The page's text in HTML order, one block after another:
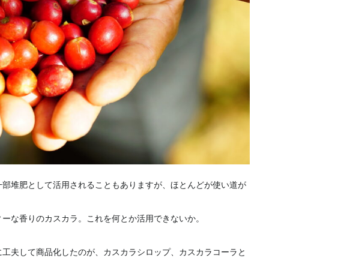
堆肥として活用されることもありますが、ほとんどが使い道が
な香りのカスカラ。これを何とか活用できないか。
夫して商品化したのが、カスカラシロップ、カスカラコーラと